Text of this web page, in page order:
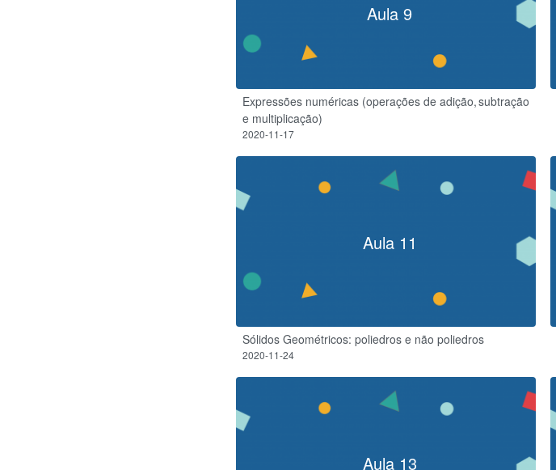
Aula 9
Expressões numéricas (operações de adição, subtração
e multiplicação)
2020-11-17
Aula 11
Sólidos Geométricos: poliedros e não poliedros
2020-11-24
Aula 13